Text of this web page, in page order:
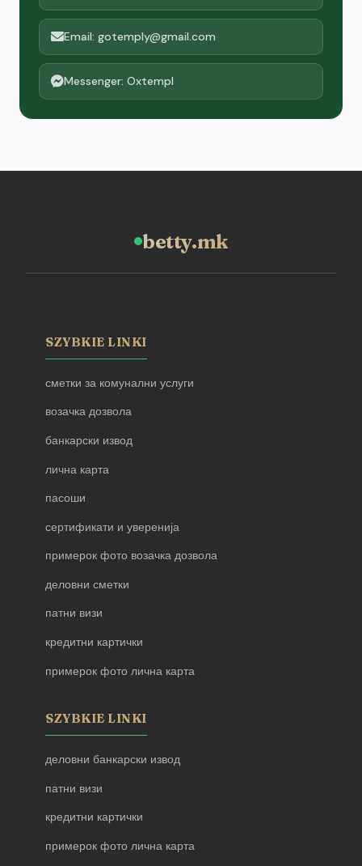
Email: gotemply@gmail.com
Messenger: Oxtempl
betty.mk
SZYBKIE LINKI
сметки за комунални услуги
возачка дозвола
банкарски извод
лична карта
пасоши
сертификати и уверенија
примерок фото возачка дозвола
деловни сметки
патни визи
кредитни картички
примерок фото лична карта
SZYBKIE LINKI
деловни банкарски извод
патни визи
кредитни картички
примерок фото лична карта